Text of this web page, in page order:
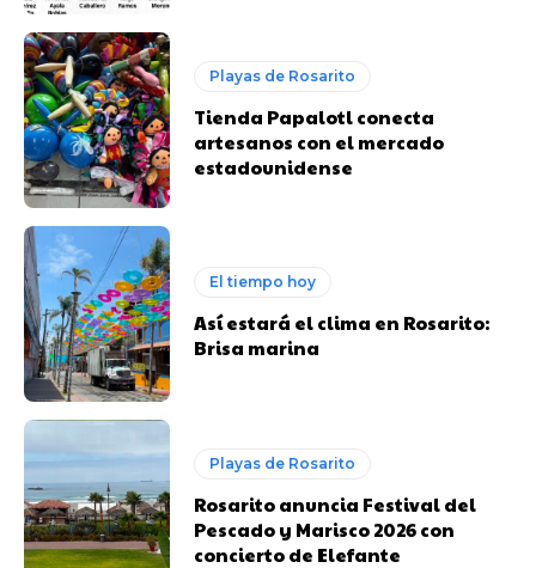
Playas de Rosarito
Tienda Papalotl conecta
artesanos con el mercado
estadounidense
El tiempo hoy
Así estará el clima en Rosarito:
Brisa marina
Playas de Rosarito
Rosarito anuncia Festival del
Pescado y Marisco 2026 con
concierto de Elefante